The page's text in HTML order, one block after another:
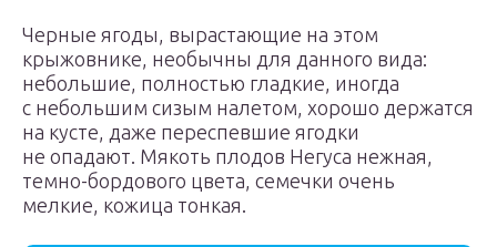
Черные ягоды, вырастающие на этом
крыжовнике, необычны для данного вида:
небольшие, полностью гладкие, иногда
с небольшим сизым налетом, хорошо держатся
на кусте, даже переспевшие ягодки
не опадают. Мякоть плодов Негуса нежная,
темно-бордового цвета, семечки очень
мелкие, кожица тонкая.